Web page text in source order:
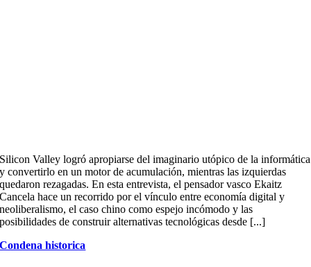
Silicon Valley logró apropiarse del imaginario utópico de la informática
y convertirlo en un motor de acumulación, mientras las izquierdas
quedaron rezagadas. En esta entrevista, el pensador vasco Ekaitz
Cancela hace un recorrido por el vínculo entre economía digital y
neoliberalismo, el caso chino como espejo incómodo y las
posibilidades de construir alternativas tecnológicas desde [...]
Condena historica